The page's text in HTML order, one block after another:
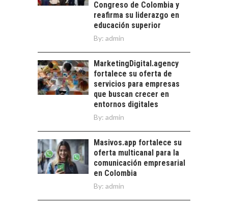
CHILE:
ALTERNATIVAS MÁS
ALLÁ DEL CRÉDITO
BANCARIO
Financiamiento para
pymes en Chile:
alternativas que
trascienden el
crédito…
EL CRECIMIENTO DE
LOS SERVICIOS
DIGITALES
EXPORTADOS DESDE
CHILE
servicios digitales en
Chile:…
Congreso de Colombia y
reafirma su liderazgo en
educación superior
By: admin
MarketingDigital.agency
fortalece su oferta de
servicios para empresas
que buscan crecer en
entornos digitales
By: admin
Masivos.app fortalece su
oferta multicanal para la
comunicación empresarial
en Colombia
By: admin